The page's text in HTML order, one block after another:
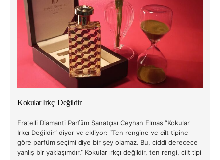
Kokular Irkçı Değildir
Fratelli Diamanti Parfüm Sanatçısı Ceyhan Elmas ”Kokular
Irkçı Değildir” diyor ve ekliyor: “Ten rengine ve cilt tipine
göre parfüm seçimi diye bir şey olamaz. Bu, ciddi derecede
yanlış bir yaklaşımdır.” Kokular ırkçı değildir, ten rengi, cilt tipi